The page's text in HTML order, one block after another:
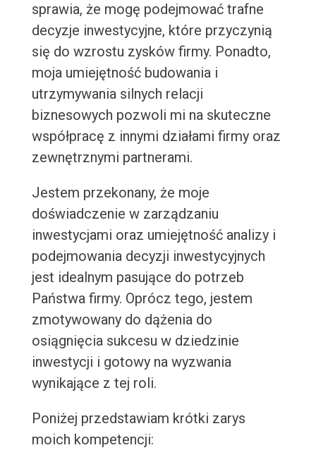
sprawia, że mogę podejmować trafne
decyzje inwestycyjne, które przyczynią
się do wzrostu zysków firmy. Ponadto,
moja umiejętność budowania i
utrzymywania silnych relacji
biznesowych pozwoli mi na skuteczne
współpracę z innymi działami firmy oraz
zewnętrznymi partnerami.
Jestem przekonany, że moje
doświadczenie w zarządzaniu
inwestycjami oraz umiejętność analizy i
podejmowania decyzji inwestycyjnych
jest idealnym pasujące do potrzeb
Państwa firmy. Oprócz tego, jestem
zmotywowany do dążenia do
osiągnięcia sukcesu w dziedzinie
inwestycji i gotowy na wyzwania
wynikające z tej roli.
Poniżej przedstawiam krótki zarys
moich kompetencji: